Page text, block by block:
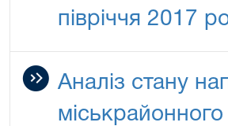
півріччя 2017
Аналіз стану
міськрайонного